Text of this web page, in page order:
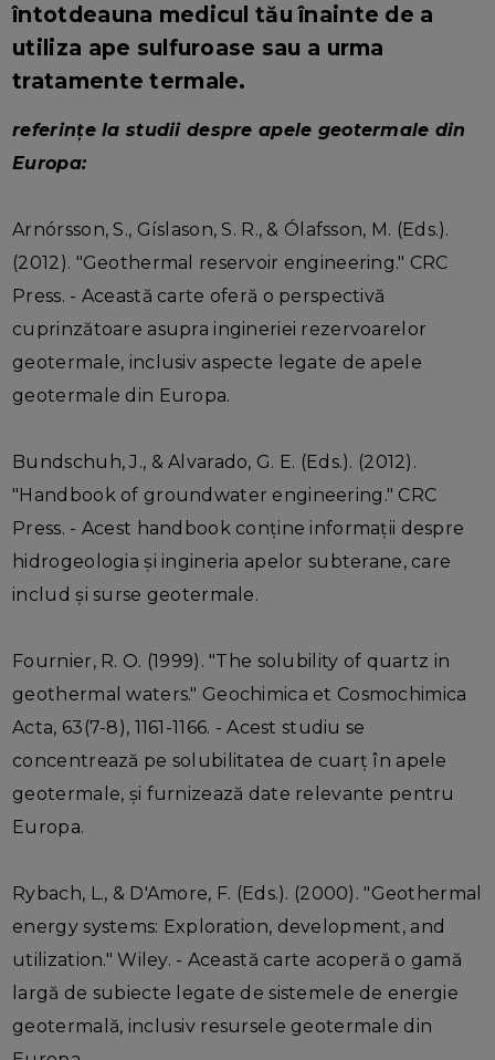
întotdeauna medicul tău înainte de a
utiliza ape sulfuroase sau a urma
tratamente termale.
referințe la studii despre apele geotermale din
Europa:
Arnórsson, S., Gíslason, S. R., & Ólafsson, M. (Eds.).
(2012). "Geothermal reservoir engineering." CRC
Press. - Această carte oferă o perspectivă
cuprinzătoare asupra ingineriei rezervoarelor
geotermale, inclusiv aspecte legate de apele
geotermale din Europa.
Bundschuh, J., & Alvarado, G. E. (Eds.). (2012).
"Handbook of groundwater engineering." CRC
Press. - Acest handbook conține informații despre
hidrogeologia și ingineria apelor subterane, care
includ și surse geotermale.
Fournier, R. O. (1999). "The solubility of quartz in
geothermal waters." Geochimica et Cosmochimica
Acta, 63(7-8), 1161-1166. - Acest studiu se
concentrează pe solubilitatea de cuarț în apele
geotermale, și furnizează date relevante pentru
Europa.
Rybach, L., & D'Amore, F. (Eds.). (2000). "Geothermal
energy systems: Exploration, development, and
utilization." Wiley. - Această carte acoperă o gamă
largă de subiecte legate de sistemele de energie
geotermală, inclusiv resursele geotermale din